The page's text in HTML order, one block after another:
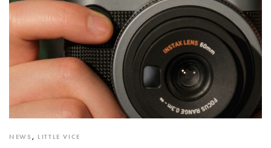
NEWS , LITTLE VICE